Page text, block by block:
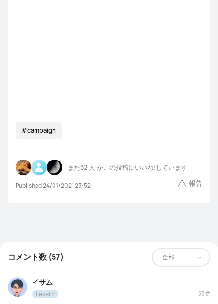
#campaign
また32 人 がこの投稿にいいね!しています
Published 24/01/2021 23:52 報告
全部
コメント数 (57)
イサム
Level 5 53#